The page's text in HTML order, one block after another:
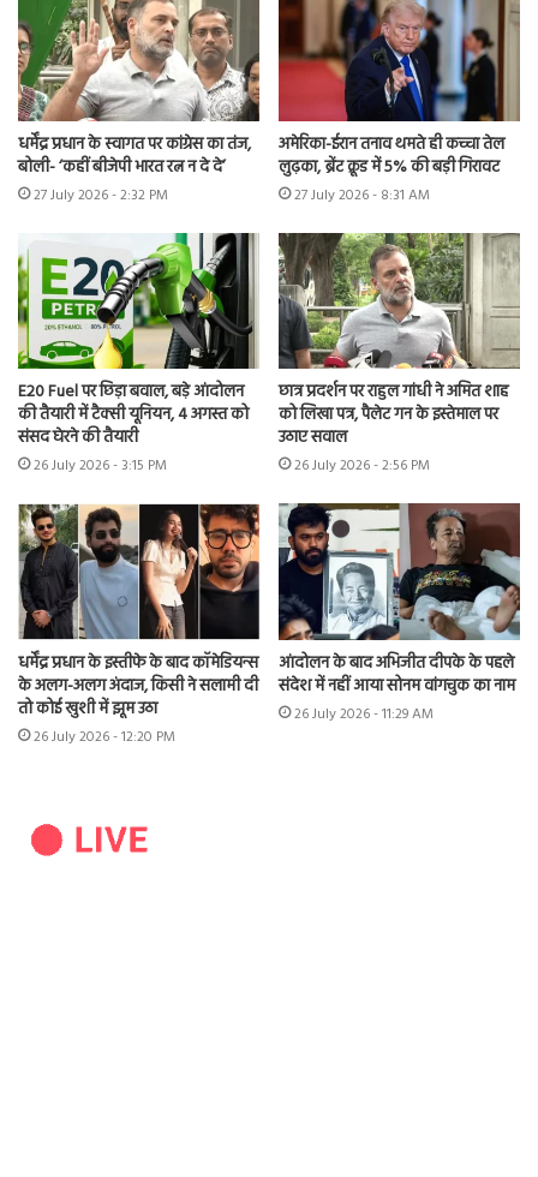
धर्मेंद्र प्रधान के स्वागत पर कांग्रेस का तंज,
बोली- ‘कहीं बीजेपी भारत रत्न न दे दे’
27 July 2026 - 2:32 PM
अमेरिका-ईरान तनाव थमते ही कच्चा तेल
लुढ़का, ब्रेंट क्रूड में 5% की बड़ी गिरावट
27 July 2026 - 8:31 AM
E20 Fuel पर छिड़ा बवाल, बड़े आंदोलन
की तैयारी में टैक्सी यूनियन, 4 अगस्त को
संसद घेरने की तैयारी
26 July 2026 - 3:15 PM
छात्र प्रदर्शन पर राहुल गांधी ने अमित शाह
को लिखा पत्र, पैलेट गन के इस्तेमाल पर
उठाए सवाल
26 July 2026 - 2:56 PM
धर्मेंद्र प्रधान के इस्तीफे के बाद कॉमेडियन्स
के अलग-अलग अंदाज, किसी ने सलामी दी
तो कोई खुशी में झूम उठा
26 July 2026 - 12:20 PM
आंदोलन के बाद अभिजीत दीपके के पहले
संदेश में नहीं आया सोनम वांगचुक का नाम
26 July 2026 - 11:29 AM